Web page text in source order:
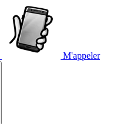
M'appeler